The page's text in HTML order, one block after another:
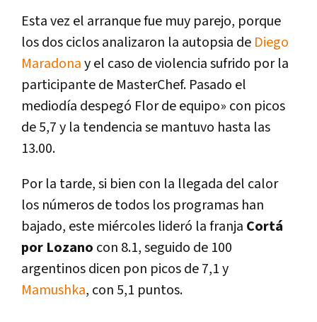
Esta vez el arranque fue muy parejo, porque
los dos ciclos analizaron la autopsia de Diego
Maradonay el caso de violencia sufrido por la
participante de MasterChef. Pasado el
mediodía despegó Flor de equipo» con picos
de 5,7 y la tendencia se mantuvo hasta las
13.00.
Por la tarde, si bien con la llegada del calor
los números de todos los programas han
bajado, este miércoles lideró la franja Cortá
por Lozano con 8.1, seguido de 100
argentinos dicen pon picos de 7,1 y
Mamushka, con 5,1 puntos.